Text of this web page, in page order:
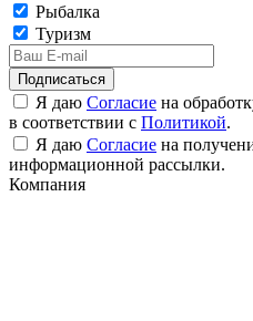
Рыбалка
Туризм
Подписаться
Я даю Согласие на
в соответствии с Политикой.
Я даю Согласие на
информационной рассылки.
Компания